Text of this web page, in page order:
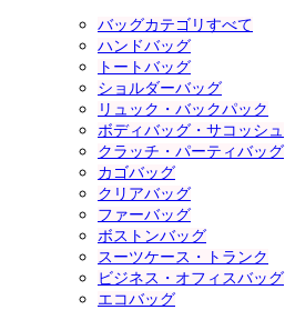
バッグカテゴリすべて
ハンドバッグ
トートバッグ
ショルダーバッグ
リュック・バックパック
ボディバッグ・サコッシュ
クラッチ・パーティバッグ
カゴバッグ
クリアバッグ
ファーバッグ
ボストンバッグ
スーツケース・トランク
ビジネス・オフィスバッグ
エコバッグ